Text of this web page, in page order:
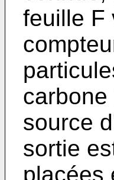
feuille F
source
sortie
placées